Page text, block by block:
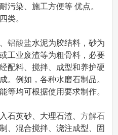
污染、施工方便等 优点。
类。
、铝酸盐水泥为胶结料，砂为
工业废渣等为粗骨料，必要
配料、搅拌、成型和养护硬
。例如，各种水磨石制品。
等均可根据使用要求制作。
石英砂、大理石渣、方解石
、混合搅拌、浇注成型、固